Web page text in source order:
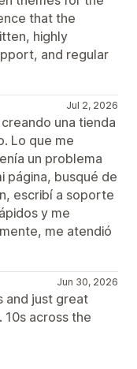
that the
highly
and regular
Jul 2, 2026
una tienda
Lo que me
un problema
página, busqué de
escribí a soporte
y me
me atendió
Jun 30, 2026
and just great
across the